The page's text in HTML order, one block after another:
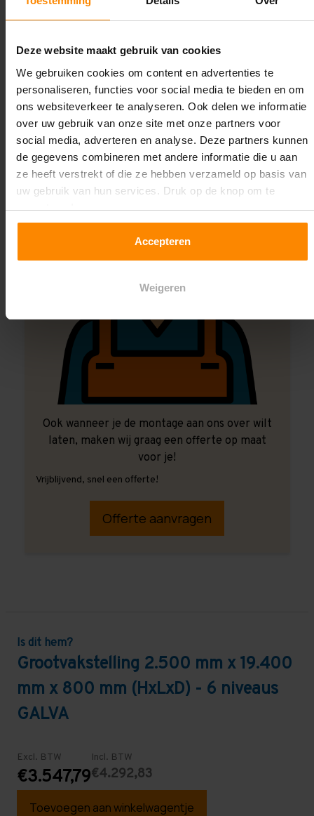
Deze website maakt gebruik van cookies
We gebruiken cookies om content en advertenties te
personaliseren, functies voor social media te bieden en om
ons websiteverkeer te analyseren. Ook delen we informatie
over uw gebruik van onze site met onze partners voor
social media, adverteren en analyse. Deze partners kunnen
de gegevens combineren met andere informatie die u aan
ze heeft verstrekt of die ze hebben verzameld op basis van
uw gebruik van hun services. Druk op de knop om te
accepteren!
Accepteren
Weigeren
experts werken het graag uit! Maatwerk is onze
specialiteit!
Contact met specialist
Montage uitbesteden?
Laat ons het doen!
Ook wanneer je de montage aan ons over wilt
laten, maken wij graag een offerte op maat
voor je!
Vrijblijvend, snel een offerte!
Offerte aanvragen
Is dit hem?
Grootvakstelling 2.500 mm x 19.400
mm x 800 mm (HxLxD) - 6 niveaus
GALVA
Excl. BTW
€3.547,79
Incl. BTW
€4.292,83
Toevoegen aan winkelwagentje